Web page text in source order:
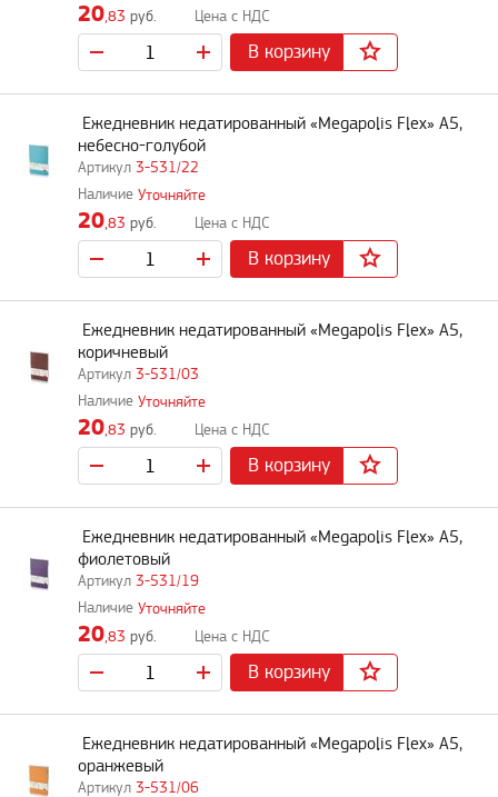
20,83 руб.
В корзину
3-531/22
Ежедневник недатированный «Megapolis Flex» А5,
небесно-голубой
Уточняйте
20,83 руб.
В корзину
3-531/03
Ежедневник недатированный «Megapolis Flex» А5,
коричневый
Уточняйте
20,83 руб.
В корзину
3-531/19
Ежедневник недатированный «Megapolis Flex» А5,
фиолетовый
Уточняйте
20,83 руб.
В корзину
3-531/06
Ежедневник недатированный «Megapolis Flex» А5,
оранжевый